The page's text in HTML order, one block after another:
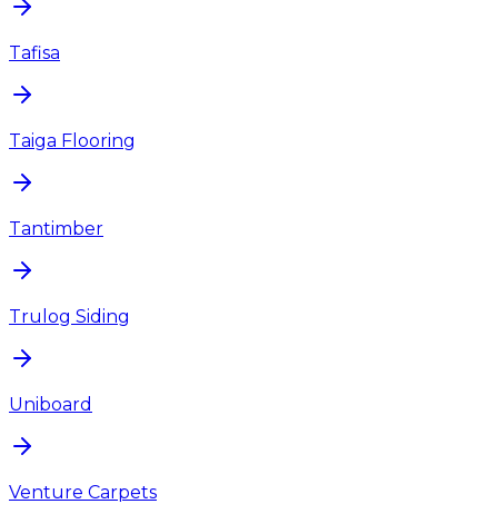
Tafisa
Taiga Flooring
Tantimber
Trulog Siding
Uniboard
Venture Carpets